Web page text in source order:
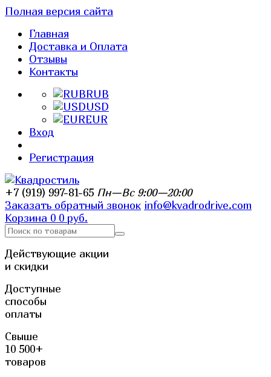
Полная версия сайта
Главная
Доставка и Оплата
Отзывы
Контакты
RUB
USD
EUR
Вход
Регистрация
+7 (919) 997-81-65 Пн—Вс 9:00—20:00
Заказать обратный звонок info@kvadrodrive.com
Корзина 0 0 руб.
Действующие акции
и скидки
Доступные
способы
оплаты
Свыше
10 500+
товаров